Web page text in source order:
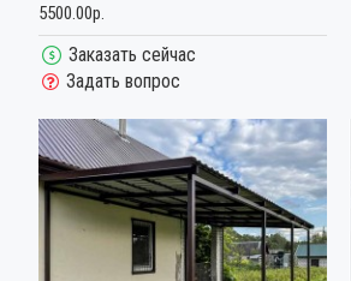
5500.00р.
Заказать сейчас
Задать вопрос